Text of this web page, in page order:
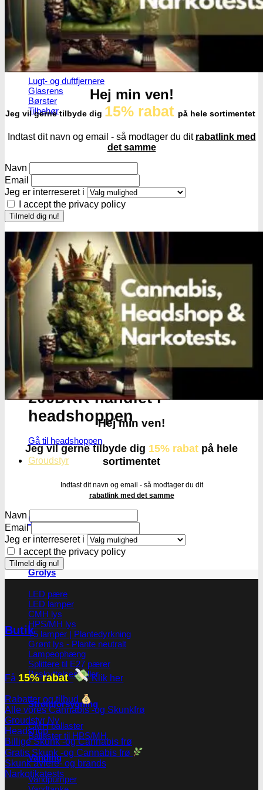
Røgelsespinde
Røgelseskegler
Salviebundter
Røgelsesholdere
Rengøring
Lugt- og duftfjernere
Glasrens
Børster
Tilbehør
Få cannabis frø for hver
200DKK handlet i
headshoppen
Gå til headshoppen
Groudstyr
Groudstyr
Grolys
LED pære
LED lamper
CMH lys
HPS/MH lys
T5 lamper | Plantedyrkning
Grønt lys - Plante neutralt
Lampeophæng
Splittere til E27 pærer
Beskyttelsesbriller
Strømforsygning
CMH ballaster
Ballaster til HPS/MH
Vanding
Vandpumper
Hej min ven!
Jeg vil gerne tilbyde dig 15% rabat på hele sortimentet
Indtast dit navn og email - så modtager du dit rabatlink med
det samme
Navn
Email
Jeg er interreseret i
I accept the privacy policy
Hej min ven!
Jeg vil gerne tilbyde dig 15% rabat på hele
sortimentet
Indtast dit navn og email - så modtager du dit
rabatlink med det samme
Navn
Email
Jeg er interreseret i
I accept the privacy policy
Butik
Få 15% rabat Klik her
Rabatter og tilbud
Alle vores Cannabis -og Skunkfrø
Groudstyr
Headshop
Billige Skunk -og Cannabis frø
Gratis Skunk -og Cannabis frø
Skunk avlere- og brands
Narkotikatests